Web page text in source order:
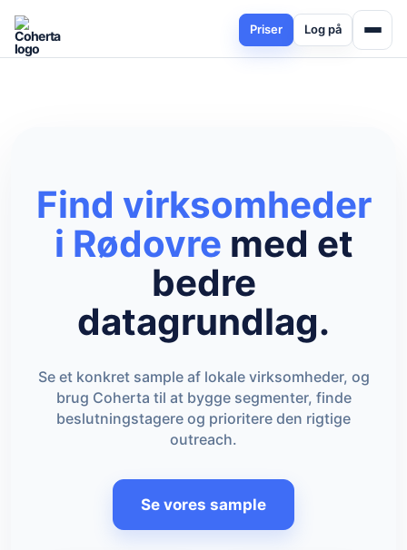
Priser Log på
Find virksomheder
i Rødovre med et
bedre
datagrundlag.
Se et konkret sample af lokale virksomheder, og
brug Coherta til at bygge segmenter, finde
beslutningstagere og prioritere den rigtige
outreach.
Se vores sample